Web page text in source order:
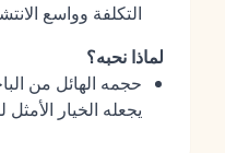
التكلفة وواسع
لماذا نحبه؟
حجمه الهائل من
يجعله الخيار